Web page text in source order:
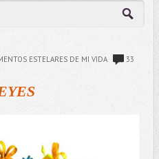
ESTELARES DE MI VIDA
33